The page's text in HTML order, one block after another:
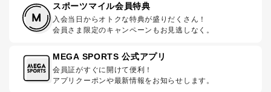
スポーツマイル会員特典
入会当日からオトクな特典が盛りだくさん！
会員さま限定のキャンペーンもお見逃しなく。
MEGA SPORTS 公式アプリ
会員証がすぐに開けて便利！
アプリクーポンや最新情報をお知らせします。